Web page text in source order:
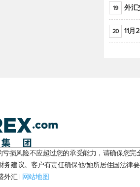
19 外汇
20 11月
损风险不应超过您的承受能力，请确保您
建议。客户有责任确保他/她所居住国法律
外汇 | 网站地图